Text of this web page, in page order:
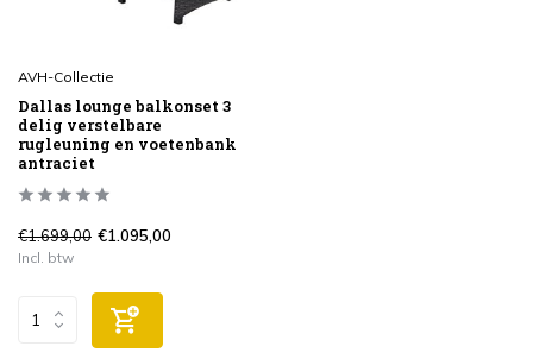
AVH-Collectie
Dallas lounge balkonset 3
delig verstelbare
rugleuning en voetenbank
antraciet
€1.699,00 €1.095,00
Incl. btw